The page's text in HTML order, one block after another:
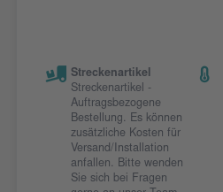
Streckenartikel
Streckenartikel -
Auftragsbezogene
Bestellung. Es können
zusätzliche Kosten für
Versand/Installation
anfallen. Bitte wenden
Sie sich bei Fragen